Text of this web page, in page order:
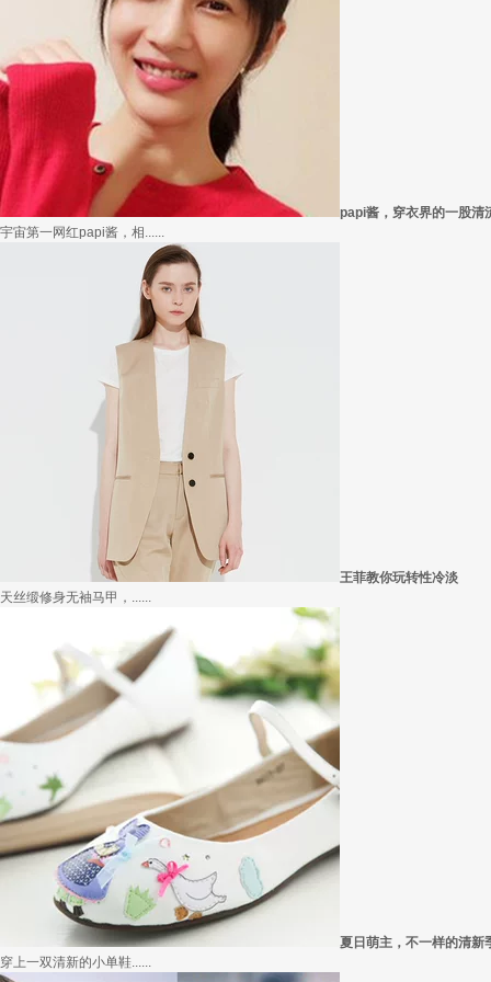
papi酱，穿衣界的一股清
宇宙第一网红papi酱，相......
王菲教你玩转性冷淡
天丝缎修身无袖马甲，......
夏日萌主，不一样的清新
穿上一双清新的小单鞋......